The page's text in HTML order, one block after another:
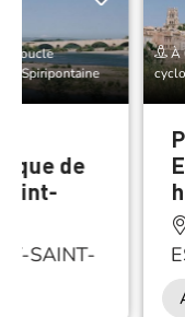
Boucle
Spiripontaine
de
SAINT-
À